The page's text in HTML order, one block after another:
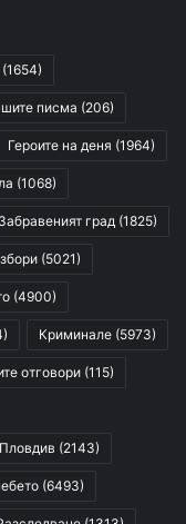
(1654)
писма (206)
Героите на деня (1964)
(1068)
Забравеният град (1825)
(5021)
(4900)
Криминале (5973)
отговори (115)
(2143)
(6493)